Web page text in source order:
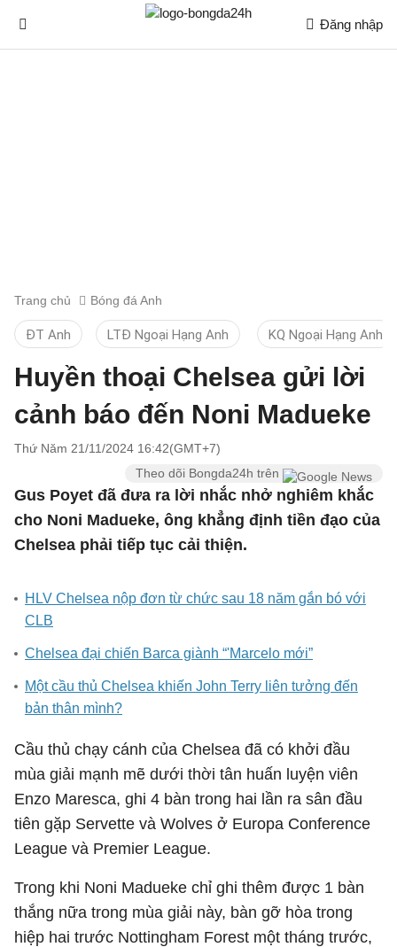
Đăng nhập
Trang chủ Bóng đá Anh
ĐT Anh LTĐ Ngoại Hạng Anh KQ Ngoại Hạng Anh
Huyền thoại Chelsea gửi lời
cảnh báo đến Noni Madueke
Thứ Năm 21/11/2024 16:42(GMT+7)
Theo dõi Bongda24h trên
Gus Poyet đã đưa ra lời nhắc nhở nghiêm khắc
cho Noni Madueke, ông khẳng định tiền đạo của
Chelsea phải tiếp tục cải thiện.
HLV Chelsea nộp đơn từ chức sau 18 năm gắn bó với
CLB
Chelsea đại chiến Barca giành “'Marcelo mới”
Một cầu thủ Chelsea khiến John Terry liên tưởng đến
bản thân mình?
Cầu thủ chạy cánh của Chelsea đã có khởi đầu
mùa giải mạnh mẽ dưới thời tân huấn luyện viên
Enzo Maresca, ghi 4 bàn trong hai lần ra sân đầu
tiên gặp Servette và Wolves ở Europa Conference
League và Premier League.
Trong khi Noni Madueke chỉ ghi thêm được 1 bàn
thắng nữa trong mùa giải này, bàn gỡ hòa trong
hiệp hai trước Nottingham Forest một tháng trước,